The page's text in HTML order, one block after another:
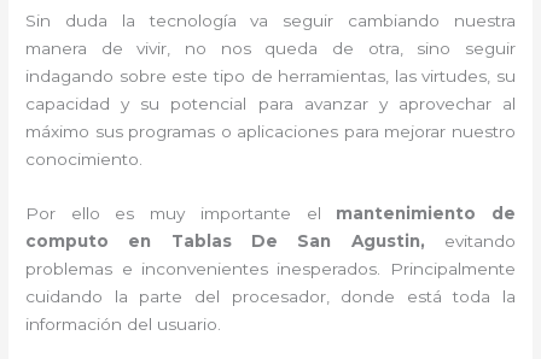
Sin duda la tecnología va seguir cambiando nuestra
manera de vivir, no nos queda de otra, sino seguir
indagando sobre este tipo de herramientas, las virtudes, su
capacidad y su potencial para avanzar y aprovechar al
máximo sus programas o aplicaciones para mejorar nuestro
conocimiento.
Por ello es muy importante el mantenimiento de
computo en Tablas De San Agustin, evitando
problemas e inconvenientes inesperados. Principalmente
cuidando la parte del procesador, donde está toda la
información del usuario.